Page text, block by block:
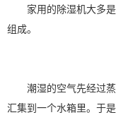
家用的除湿机大多是
组成。
潮湿的空气先经过蒸
汇集到一个水箱里。于